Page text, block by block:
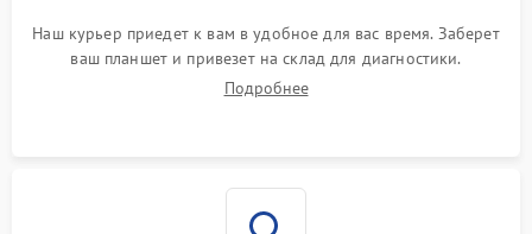
Наш курьер приедет к вам в удобное для вас время. Заберет
ваш планшет и привезет на склад для диагностики.
Подробнее